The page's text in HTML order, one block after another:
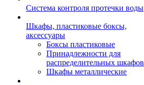
Система контроля протечки воды
Шкафы, пластиковые боксы,
аксессуары
Боксы пластиковые
Принадлежности для
распределительных шкафов
Шкафы металлические